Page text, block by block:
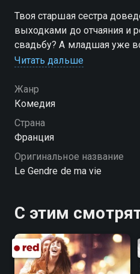
Твоя старшая сестра
выходками до отчаяния и
свадьбу? А младшая уже
женщин? Возможный выход
Читать дальше
Жанр
Комедия
Страна
Франция
Оригинальное название
Le Gendre de ma vie
С этим